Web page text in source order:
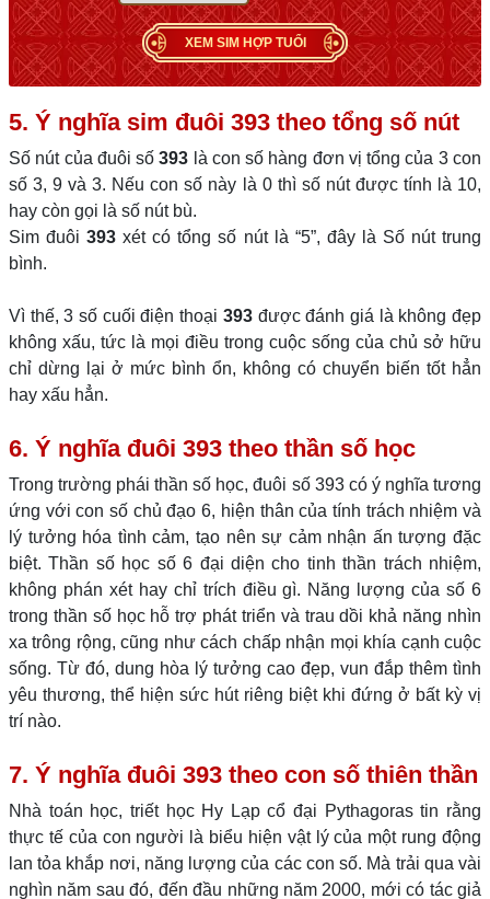
XEM SIM HỢP TUỔI
5. Ý nghĩa sim đuôi 393 theo tổng số nút
Số nút của đuôi số393 là con số hàng đơn vị tổng của 3 con
số 3, 9 và 3. Nếu con số này là 0 thì số nút được tính là 10,
hay còn gọi là số nút bù.
Sim đuôi393 xét có tổng số nút là “5”, đây là Số nút trung
bình.
Vì thế, 3 số cuối điện thoại 393được đánh giá là không đẹp
không xấu, tức là mọi điều trong cuộc sống của chủ sở hữu
chỉ dừng lại ở mức bình ổn, không có chuyển biến tốt hẳn
hay xấu hẳn.
6. Ý nghĩa đuôi 393 theo thần số học
Trong trường phái thần số học, đuôi số 393 có ý nghĩa tương
ứng với con số chủ đạo 6, hiện thân của tính trách nhiệm và
lý tưởng hóa tình cảm, tạo nên sự cảm nhận ấn tượng đặc
biệt. Thần số học số 6 đại diện cho tinh thần trách nhiệm,
không phán xét hay chỉ trích điều gì. Năng lượng của số 6
trong thần số học hỗ trợ phát triển và trau dồi khả năng nhìn
xa trông rộng, cũng như cách chấp nhận mọi khía cạnh cuộc
sống. Từ đó, dung hòa lý tưởng cao đẹp, vun đắp thêm tình
yêu thương, thể hiện sức hút riêng biệt khi đứng ở bất kỳ vị
trí nào.
7. Ý nghĩa đuôi 393 theo con số thiên thần
Nhà toán học, triết học Hy Lạp cổ đại Pythagoras tin rằng
thực tế của con người là biểu hiện vật lý của một rung động
lan tỏa khắp nơi, năng lượng của các con số. Mà trải qua vài
nghìn năm sau đó, đến đầu những năm 2000, mới có tác giả